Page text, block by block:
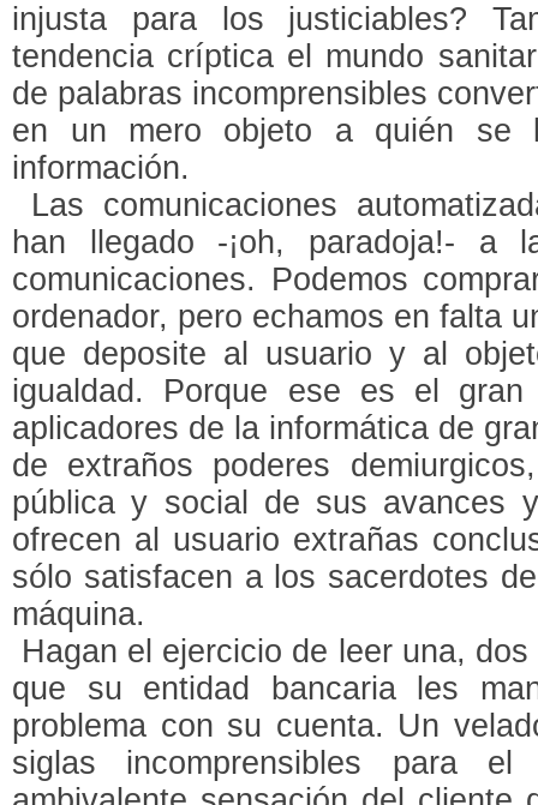
injusta para los justiciables?
tendencia críptica el mundo
de palabras incomprensibles
en un mero objeto a quién se
información.
Las comunicaciones
han llegado -¡oh, paradoja!- a
comunicaciones. Podemos
ordenador, pero echamos en falta
que deposite al usuario y al
igualdad. Porque ese es el gran
aplicadores de la informática de
de extraños poderes
pública y social de sus avances
ofrecen al usuario extrañas
sólo satisfacen a los sacerdotes
máquina.
Hagan el ejercicio de leer una,
que su entidad bancaria les
problema con su cuenta. Un
siglas incomprensibles para